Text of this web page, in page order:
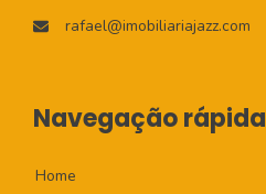
rafael@imobiliariajazz.com
Navegação rápida
Home